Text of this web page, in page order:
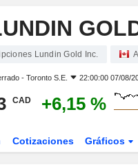
Lundin Gold Inc.
- Toronto S.E. 22:00:00 07/08/
CAD +6,15 %
Cotizaciones Gráficos